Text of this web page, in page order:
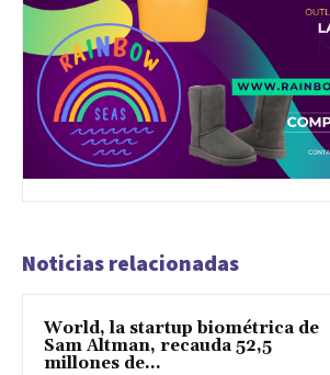
Noticias relacionadas
World, la startup biométrica de
Sam Altman, recauda 52,5
millones de...